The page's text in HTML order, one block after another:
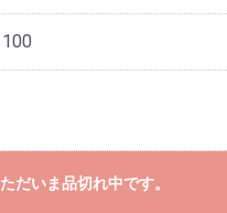
100
ただいま品切れ中です。